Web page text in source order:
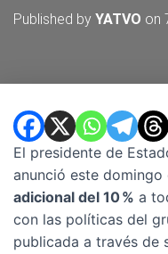
Published by YATVO on
El presidente de
anunció este domingo
adicional del 10 % a
con las políticas del
publicada a través de